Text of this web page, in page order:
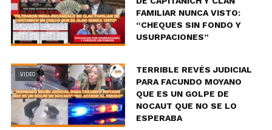
FAMILIAR NUNCA VISTO:
“CHEQUES SIN FONDO Y
USURPACIONES”
VIDEO
TERRIBLE REVÉS JUDICIAL
PARA FACUNDO MOYANO
QUE ES UN GOLPE DE
NOCAUT QUE NO SE LO
ESPERABA